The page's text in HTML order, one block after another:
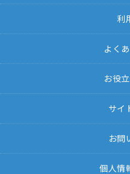
利
よく
お役
サイ
お問
個人情